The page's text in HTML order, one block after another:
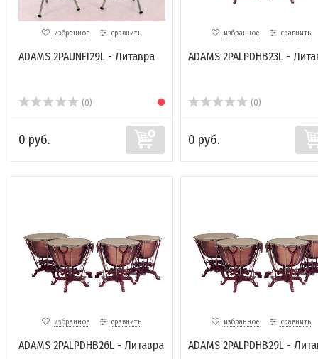
избранное сравнить
ADAMS 2PAUNFI29L - Литавра
(0)
0 руб.
избранное сравнить
ADAMS 2PALPDHB23L -
(0)
0 руб.
избранное сравнить
ADAMS 2PALPDHB26L - Литавра
избранное сравнить
ADAMS 2PALPDHB29L -